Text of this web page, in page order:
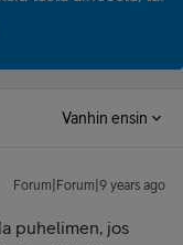
Vanhin ensin
Forum|Forum|9 years ago
puhelimen, jos